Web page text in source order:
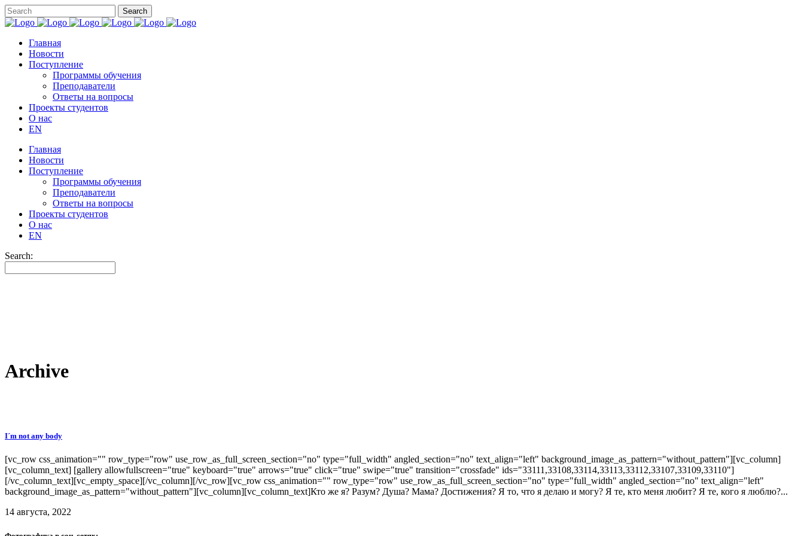
Главная
Новости
Поступление
Программы обучения
Преподаватели
Ответы на вопросы
Проекты студентов
О нас
EN
Главная
Новости
Поступление
Программы обучения
Преподаватели
Ответы на вопросы
Проекты студентов
О нас
EN
Search:
Archive
I´m not any body
[vc_row css_animation="" row_type="row" use_row_as_full_screen_section="no" type="full_width" angled_section="no" text_align="left" background_image_as_pattern="without_pattern"][vc_column]
[vc_column_text] [gallery allowfullscreen="true" keyboard="true" arrows="true" click="true" swipe="true" transition="crossfade" ids="33111,33108,33114,33113,33112,33107,33109,33110"]
[/vc_column_text][vc_empty_space][/vc_column][/vc_row][vc_row css_animation="" row_type="row" use_row_as_full_screen_section="no" type="full_width" angled_section="no" text_align="left"
background_image_as_pattern="without_pattern"][vc_column][vc_column_text]Кто же я? Разум? Душа? Мама? Достижения? Я то, что я делаю и могу? Я те, кто меня любит? Я те, кого я люблю?...
14 августа, 2022